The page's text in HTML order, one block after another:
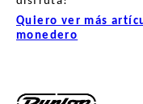
Quiero ver más
monedero